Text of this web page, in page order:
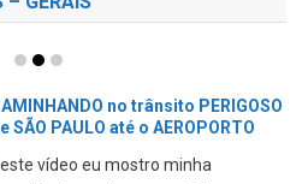
no trânsito PERIGOSO
SÃO PAULO até o AEROPORTO
vídeo eu mostro minha